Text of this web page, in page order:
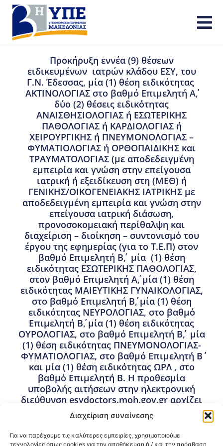
Διαχείριση συναίνεσης
Για να παρέχουμε τις καλύτερες εμπειρίες, χρησιμοποιούμε
τεχνολογίες όπως cookies για την αποθήκευση ή / και την πρόσβαση
Προκήρυξη εννέα (9) θέσεων
ειδικευμένων ιατρών κλάδου ΕΣΥ, του
Γ.Ν. Έδεσσας, μία (1) θέση ειδικότητας
ΑΚΤΙΝΟΛΟΓΙΑΣ στο βαθμό Επιμελητή Α΄,
δύο (2) θέσεις ειδικότητας
ΑΝΑΙΣΘΗΣΙΟΛΟΓΙΑΣ ή ΕΣΩΤΕΡΙΚΗΣ
ΠΑΘΟΛΟΓΙΑΣ ή ΚΑΡΔΙΟΛΟΓΙΑΣ ή
ΧΕΙΡΟΥΡΓΙΚΗΣ ή ΠΝΕΥΜΟΝΟΛΟΓΙΑΣ –
ΦΥΜΑΤΙΟΛΟΓΙΑΣ ή ΟΡΘΟΠΑΙΔΙΚΗΣ και
ΤΡΑΥΜΑΤΟΛΟΓΙΑΣ (με αποδεδειγμένη
εμπειρία και γνώση στην επείγουσα
ιατρική ή εξειδίκευση στη (ΜΕΘ) ή
ΓΕΝΙΚΗΣ/ΟΙΚΟΓΕΝΕΙΑΚΗΣ ΙΑΤΡΙΚΗΣ με
αποδεδειγμένη εμπειρία και γνώση στην
επείγουσα ιατρική διάσωση,
προνοσοκομειακή περίθαλψη και
διαχείριση – διοίκηση – συντονισμό του
έργου της εφημερίας (για το Τ.Ε.Π) στον
βαθμό Επιμελητή Β΄, μία (1) θέση
ειδικότητας ΕΣΩΤΕΡΙΚΗΣ ΠΑΘΟΛΟΓΙΑΣ,
στον βαθμό Επιμελητή A΄, μία (1) θέση
ειδικότητας ΜΑΙΕΥΤΙΚΗΣ ΓΥΝΑΙΚΟΛΟΓΙΑΣ,
στο βαθμό Επιμελητή Β΄, μία (1) θέση
ειδικότητας ΝΕΥΡΟΛΟΓΙΑΣ, στο βαθμό
Επιμελητή Β΄, μία (1) θέση ειδικότητας
ΟΥΡΟΛΟΓΙΑΣ, στο βαθμό Επιμελητή Β΄, μία
(1) θέση ειδικότητας ΠΝΕΥΜΟΝΟΛΟΓΙΑΣ-
ΦΥΜΑΤΙΟΛΟΓΙΑΣ, στο βαθμό Επιμελητή Β΄
και μία (1) θέση ειδικότητας ΩΡΛ , στο
βαθμό Επιμελητή Β. Η προθεσμία
υποβολής αιτήσεων στην ηλεκτρονική
διεύθυνση esydoctors.moh.gov.gr αρχίζει
στις 27.05.2026 ώρα 12.00 (μεσημέρι) και
λήγει στις 17.06.2026 ώρα 12.00
(μεσημέρι).